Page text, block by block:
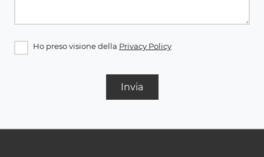
Ho preso visione della Privacy Policy
Invia